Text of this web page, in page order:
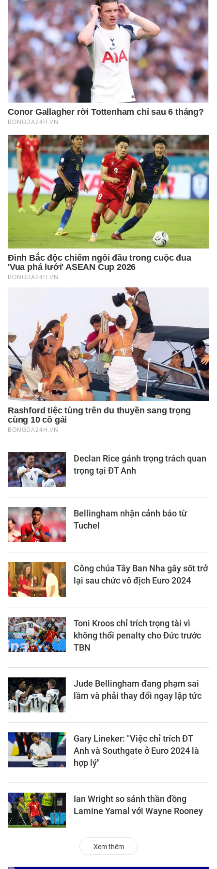
Declan Rice gánh trọng trách quan
trọng tại ĐT Anh
Bellingham nhận cảnh báo từ
Tuchel
Công chúa Tây Ban Nha gây sốt trở
lại sau chức vô địch Euro 2024
Toni Kroos chỉ trích trọng tài vì
không thổi penalty cho Đức trước
TBN
Jude Bellingham đang phạm sai
lầm và phải thay đổi ngay lập tức
Gary Lineker: "Việc chỉ trích ĐT
Anh và Southgate ở Euro 2024 là
hợp lý"
Ian Wright so sánh thần đồng
Lamine Yamal với Wayne Rooney
Xem thêm